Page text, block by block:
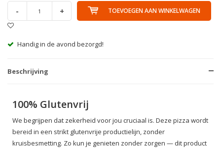
- + TOEVOEGEN AAN WINKELWAGEN
Handig in de avond bezorgd!
Beschrijving
100% Glutenvrij
We begrijpen dat zekerheid voor jou cruciaal is. Deze pizza wordt
bereid in een strikt glutenvrije productielijn, zonder
kruisbesmetting. Zo kun je genieten zonder zorgen — dit product